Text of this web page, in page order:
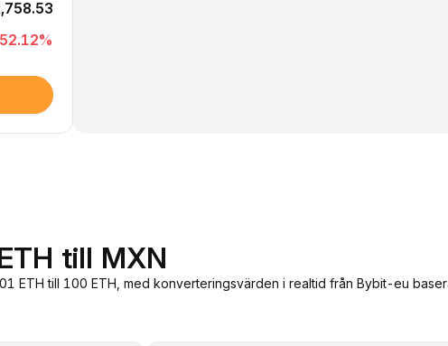
%
till MXN
ETH till 100 ETH, med konverteringsvärden i realtid från Bybit-eu